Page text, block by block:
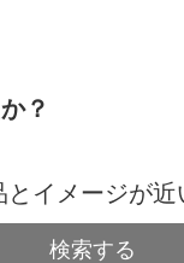
？
とイメージが
検索する